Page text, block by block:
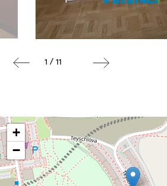
1 / 11
+
−